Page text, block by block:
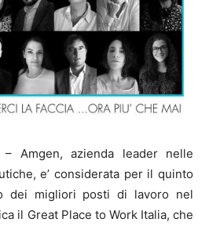
– Amgen, azienda leader nelle
e’ considerata per il quinto
dei migliori posti di lavoro nel
il Great Place to Work Italia, che